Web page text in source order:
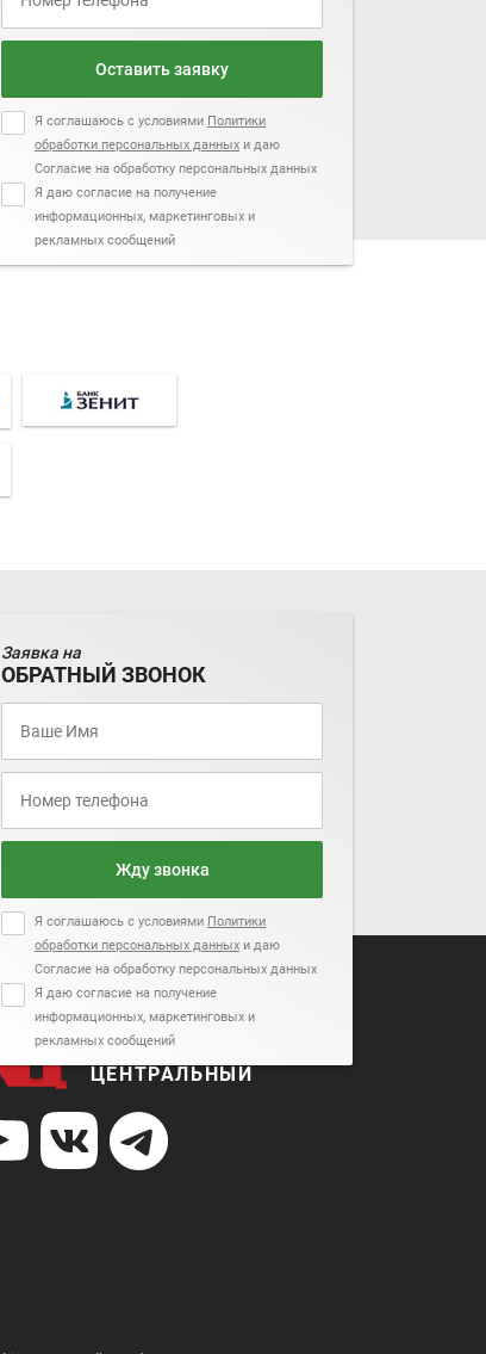
Оставить заявку
Я соглашаюсь с условиями Политики
обработки персональных данных и даю
Согласие на обработку персональных данных
Я даю согласие на получение
информационных, маркетинговых и
рекламных сообщений
Заявка на
ОБРАТНЫЙ ЗВОНОК
Жду звонка
Я соглашаюсь с условиями Политики
обработки персональных данных и даю
Согласие на обработку персональных данных
Я даю согласие на получение
информационных, маркетинговых и
рекламных сообщений
АВТОСАЛОН
ЦЕНТРАЛЬНЫЙ